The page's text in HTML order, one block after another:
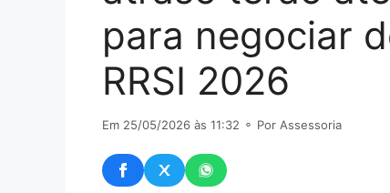
para negociar
RRSI 2026
Em 25/05/2026 às 11:32 ⚬ Por Assessoria